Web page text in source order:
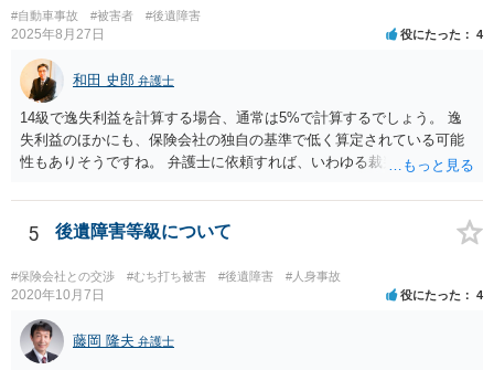
#自動車事故 #被害者 #後遺障害
2025年8月27日 役にたった 4
和田 史郎 弁護士
14級で逸失利益を計算する場合、通常は5%で計算するでしょう。 逸
失利益のほかにも、保険会社の独自の基準で低く算定されている可能
性もありそうですね。 弁護士に依頼すれば、いわゆる裁判基準程度の
5 後遺障害等級について
#保険会社との交渉 #むち打ち被害 #後遺障害 #人身事故
2020年10月7日 役にたった 4
藤岡 隆夫 弁護士